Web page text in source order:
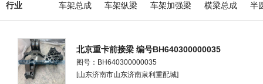
行业 车架总成 车架纵梁 车架加强梁 横梁总成 半
北京重卡前接梁 编号BH640300000035
图号：BH640300000035
[山东济南市山东济南泉利重配城]